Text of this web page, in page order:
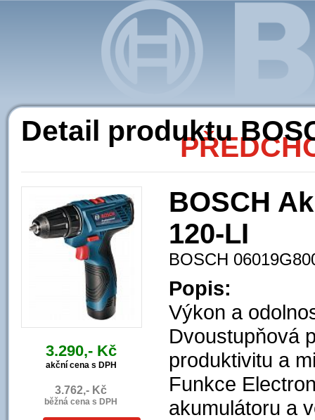
Detail produktu
3.290,- Kč
akční cena s DPH
3.762,- Kč
běžná cena s DPH
BOSCH
120-LI
BOSCH
Popis:
Výkon a
Dvoustupňová
produktivitu a
Funkce
akumulátoru a